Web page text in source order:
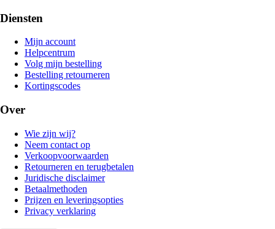
Diensten
Mijn account
Helpcentrum
Volg mijn bestelling
Bestelling retourneren
Kortingscodes
Over
Wie zijn wij?
Neem contact op
Verkoopvoorwaarden
Retourneren en terugbetalen
Juridische disclaimer
Betaalmethoden
Prijzen en leveringsopties
Privacy verklaring